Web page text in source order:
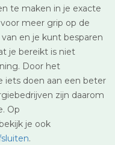
te maken in je exacte
meer grip op de
en je kunt besparen
je bereikt is niet
Door het
iets doen aan een beter
zijn daarom
Op
je ook
.